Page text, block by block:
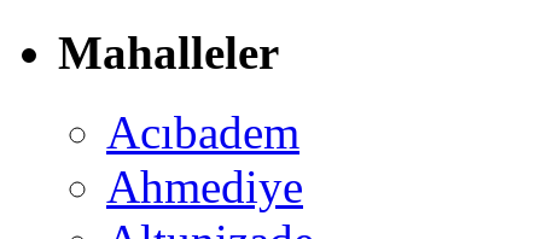
Mahalleler
Acıbadem
Ahmediye